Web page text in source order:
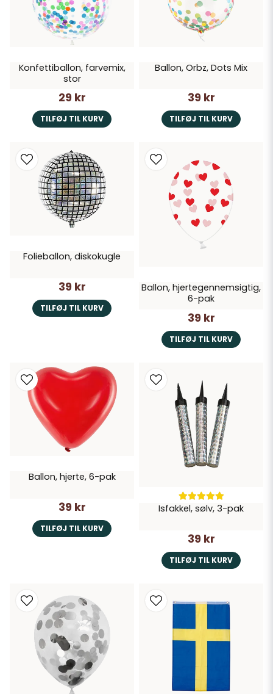
Konfettiballon, farvemix,
stor
29 kr
TILFØJ TIL KURV
Ballon, Orbz, Dots Mix
39 kr
TILFØJ TIL KURV
Folieballon, diskokugle
39 kr
TILFØJ TIL KURV
Ballon, hjertegennemsigtig,
6-pak
39 kr
TILFØJ TIL KURV
Ballon, hjerte, 6-pak
39 kr
TILFØJ TIL KURV
Isfakkel, sølv, 3-pak
39 kr
TILFØJ TIL KURV